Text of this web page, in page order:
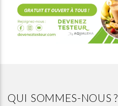
QUI SOMMES-NOUS ?